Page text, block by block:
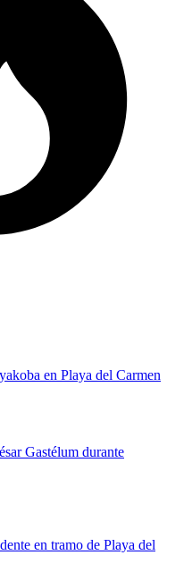
en Playa del Carmen
Gastélum durante
en tramo de Playa del